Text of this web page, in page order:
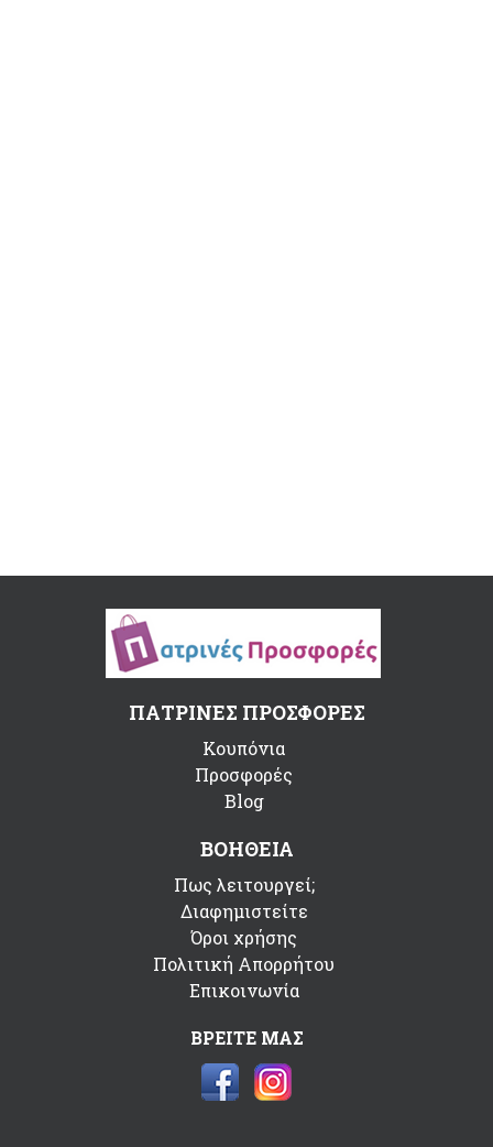
ΠΑΤΡΙΝΕΣ ΠΡΟΣΦΟΡΕΣ
Κουπόνια
Προσφορές
Blog
ΒΟΗΘΕΙΑ
Πως λειτουργεί;
Διαφημιστείτε
Όροι χρήσης
Πολιτική Απορρήτου
Επικοινωνία
ΒΡΕΙΤΕ ΜΑΣ